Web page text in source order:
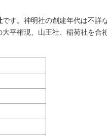
です。神明社の創建年代は不詳
平権現、山王社、稲荷社を合